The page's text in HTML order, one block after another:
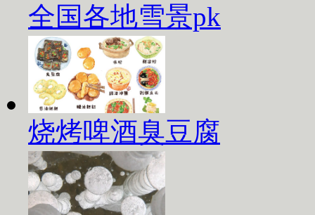
全国各地雪景pk
烧烤啤酒臭豆腐